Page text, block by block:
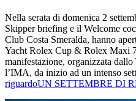
Nella serata di domenica 2
Skipper briefing e il Welcome
Club Costa Smeralda, hanno
Yacht Rolex Cup & Rolex Maxi
manifestazione, organizzata
l’IMA, da inizio ad un intenso
riguardoUN SETTEMBRE DI